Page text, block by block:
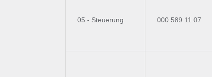
05 - Steuerung 000 589 11 07